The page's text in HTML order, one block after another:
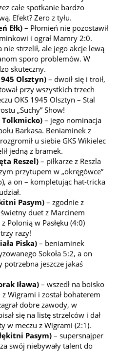
całe spotkanie bardzo
Efekt? Zero z tyłu.
Ełk) – Płomień nie pozostawił
i ograł Mamry 2:0.
strzelił, ale jego akcje lewą
sporo problemów. W
skuteczny.
Olsztyn) – dwoił się i troił,
przy wszystkich trzech
OKS 1945 Olsztyn – Stal
„Suchy” Show!
Tolkmicko) – jego nominacja
Barkasa. Beniaminek z
u siebie GKS Wikielec
jedną z bramek.
Reszel)– piłkarze z Reszla
przytupem w „okręgówce”
a on – kompletując hat-tricka
Pasym) – zgodnie z
duet z Marcinem
Polonią w Pasłęku (4:0)
razy!
Piska) – beniaminek
Sokoła 5:2, a on
potrzebna jeszcze jakaś
Iława) – wszedł na boisko
Wigrami i został bohaterem
dobre zawody, w
się na listę strzelców i dał
w meczu z Wigrami (2:1).
Pasym) – supersnajper
swój niebywały talent do